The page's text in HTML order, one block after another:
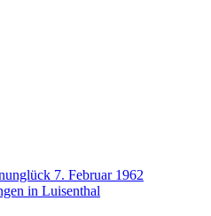
7. Februar 1962
in Luisenthal